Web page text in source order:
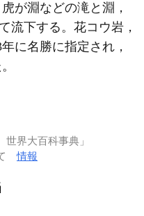
が淵などの滝と淵，
流下する。花コウ岩，
に名勝に指定され，
界大百科事典」
て情報